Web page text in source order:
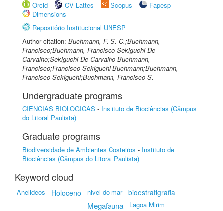
Orcid
CV Lattes Scopus
Fapesp
Dimensions
Repositório Institucional UNESP
Author citation: Buchmann, F. S. C.;Buchmann,
Francisco;Buchmann, Francisco Sekiguchi De
Carvalho;Sekiguchi De Carvalho Buchmann,
Francisco;Francisco Sekiguchi Buchmann;Buchmann,
Francisco Sekiguchi;Buchmann, Francisco S.
Undergraduate programs
CIÊNCIAS BIOLÓGICAS - Instituto de Biociências (Câmpus
do Litoral Paulista)
Graduate programs
Biodiversidade de Ambientes Costeiros - Instituto de
Biociências (Câmpus do Litoral Paulista)
Keyword cloud
Anelideos Holoceno nivel do mar bioestratigrafia
Megafauna
Lagoa Mirim